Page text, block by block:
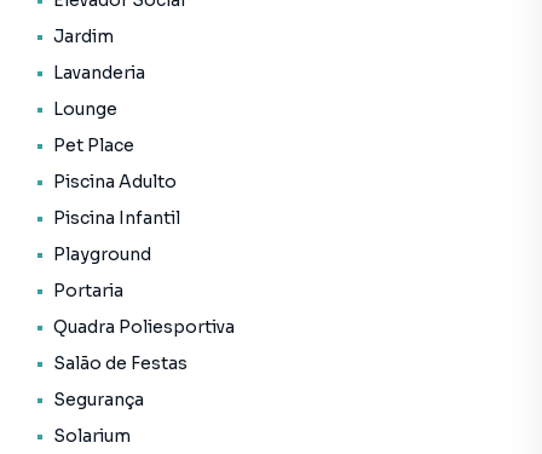
• Coworking
• Elevador social
• Jardim
• Lavanderia
• Lounge
• Piscina adulto
• Piscina infantil
• Playground
• Quadra poliesportiva
• Salão de festas
• Segurança
• Status: Pronto novo
Jardim
Lavanderia
Lounge
Pet Place
Piscina Adulto
Piscina Infantil
Playground
Portaria
Quadra Poliesportiva
Salão de Festas
Segurança
Solarium